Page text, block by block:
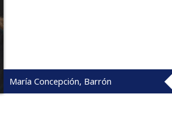
María Concepción, Barrón